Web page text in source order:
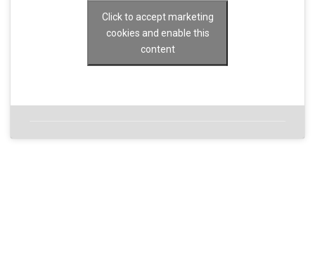
Click to accept marketing
cookies and enable this
content